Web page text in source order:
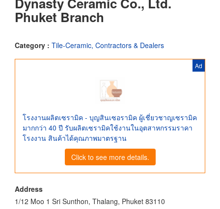
Phuket Branch
Category : Tile-Ceramic, Contractors & Dealers
Ad
โรงงานผลิตเซรามิค - บุญสินเซอรามิค ผู้เชี่ยวชาญเซรามิค
มากกว่า 40 ปี รับผลิตเซรามิคใช้งานในอุตสาหกรรมราคา
โรงงาน สินค้าได้คุณภาพมาตรฐาน
Click to see more details.
Address
1/12 Moo 1 Sri Sunthon, Thalang, Phuket 83110